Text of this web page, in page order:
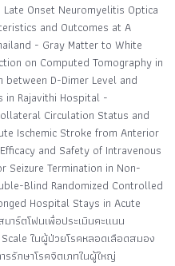
Onset Neuromyelitis Optica
and Outcomes at A
- Gray Matter to White
on Computed Tomography in
D-Dimer Level and
in Rajavithi Hospital -
Circulation Status and
Ischemic Stroke from Anterior
and Safety of Intravenous
Seizure Termination in Non-
Blind Randomized Controlled
Hospital Stays in Acute
าร์ตโฟนเพื่อประเมินคะแนน
ในผู้ป่วยโรคหลอดเลือดสมอง
รรักษาโรคจิตเภทในผู้ใหญ่